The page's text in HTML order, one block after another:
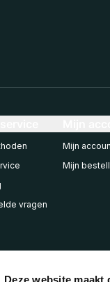
Deze website maakt
vragen
Mijn
Mijn